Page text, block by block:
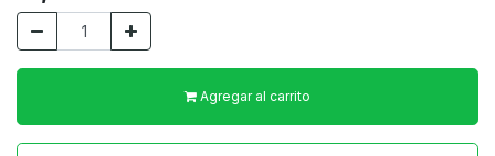
Agregar al carrito